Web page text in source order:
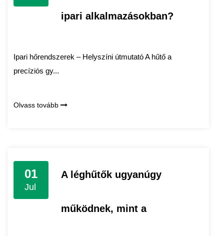
ipari alkalmazásokban?
Ipari hőrendszerek – Helyszíni útmutató A hűtő a
precíziós gy...
Olvass tovább
01
Jul
A léghűtők ugyanúgy
működnek, mint a